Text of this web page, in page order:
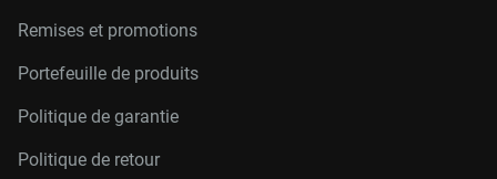
Remises et promotions
Portefeuille de produits
Politique de garantie
Politique de retour